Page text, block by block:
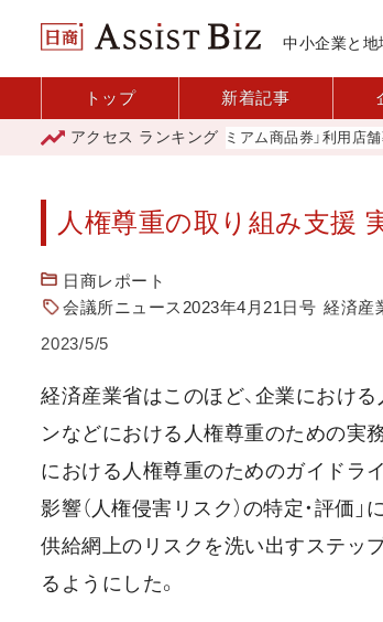
中小企業と地
トップ 新着記事
アクセス ランキング
「青森市プレミアム商品券」利用店舗募集
人権尊重の取り組み支援
日商レポート
会議所ニュース2023年4月21日号 経済産
2023/5/5
経済産業省はこのほど、企業におけ
ンなどにおける人権尊重のための実
における人権尊重のためのガイドラ
影響（人権侵害リスク）の特定・評価
供給網上のリスクを洗い出すステッ
るようにした。